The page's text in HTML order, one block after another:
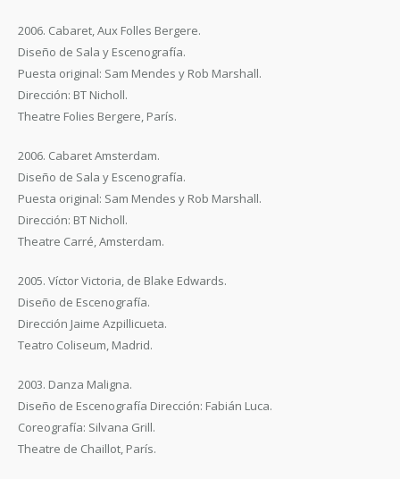
2006. Cabaret, Aux Folles Bergere.
Diseño de Sala y Escenografía.
Puesta original: Sam Mendes y Rob Marshall.
Dirección: BT Nicholl.
Theatre Folies Bergere, París.
2006. Cabaret Amsterdam.
Diseño de Sala y Escenografía.
Puesta original: Sam Mendes y Rob Marshall.
Dirección: BT Nicholl.
Theatre Carré, Amsterdam.
2005. Víctor Victoria, de Blake Edwards.
Diseño de Escenografía.
Dirección Jaime Azpillicueta.
Teatro Coliseum, Madrid.
2003. Danza Maligna.
Diseño de Escenografía Dirección: Fabián Luca.
Coreografía: Silvana Grill.
Theatre de Chaillot, París.